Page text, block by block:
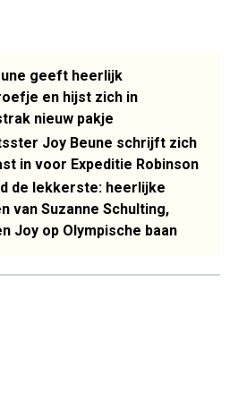
geeft heerlijk
en hijst zich in
nieuw pakje
Joy Beune schrijft zich
in voor Expeditie Robinson
de lekkerste: heerlijke
van Suzanne Schulting,
Joy op Olympische baan